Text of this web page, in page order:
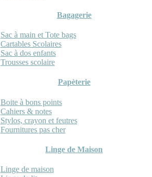
Bagagerie
Sac à main et Tote bags
Cartables Scolaires
Sac à dos enfants
Trousses scolaire
Papèterie
Boite à bons points
Cahiers & notes
Stylos, crayon et feutres
Fournitures pas cher
Linge de Maison
Linge de maison